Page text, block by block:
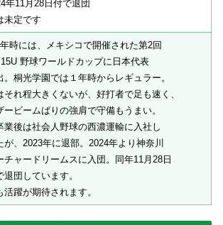
年11月28日付で退団
未定です
時には、メキシコで開催された第2回
野球ワールドカップに日本代表
。桐光学園では１年時からレギュラー。
それ程大きくないが、好打者で足も速く、
ービームばりの強肩で守備もうまい。
業後は社会人野球の西濃運輸に入社し
が、2023年に退部。2024年より神奈川
チャードリームスに入団。同年11月28日
退団しています。
活躍が期待されます。